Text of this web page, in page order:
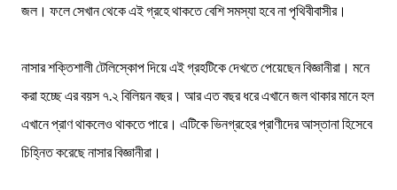
জল। ফলে সেখান থেকে এই গ্রহে থাকতে বেশি সমস্যা হবে না পৃথিবীবাসীর।
নাসার শক্তিশালী টেলিস্কোপ দিয়ে এই গ্রহটিকে দেখতে পেয়েছেন বিজ্ঞানীরা। মনে
করা হচ্ছে এর বয়স ৭.২ বিলিয়ন বছর। আর এত বছর ধরে এখানে জল থাকার মানে হল
এখানে প্রাণ থাকলেও থাকতে পারে। এটিকে ভিনগ্রহের প্রাণীদের আস্তানা হিসেবে
চিহ্নিত করেছে নাসার বিজ্ঞানীরা।